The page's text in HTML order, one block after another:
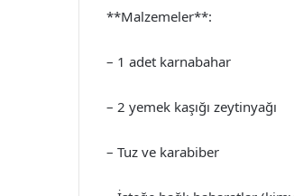
**Malzemeler**:
– 1 adet karnabahar
– 2 yemek kaşığı zeytinyağı
– Tuz ve karabiber